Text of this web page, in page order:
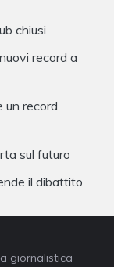
chiusi
record a
un record
sul futuro
il dibattito
giornalistica